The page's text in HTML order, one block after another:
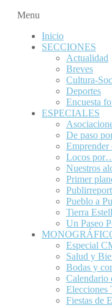
Menu
Inicio
SECCIONES
Actualidad
Breves
Cultura-
Deportes
Encuesta
ESPECIALES
De paso
Emprender
Locos
Nuestros
Primer
Pueblo a
Tierra
Un Paseo
Especial
Salud y
Bodas y
Calendario
Elecciones
Fiestas de